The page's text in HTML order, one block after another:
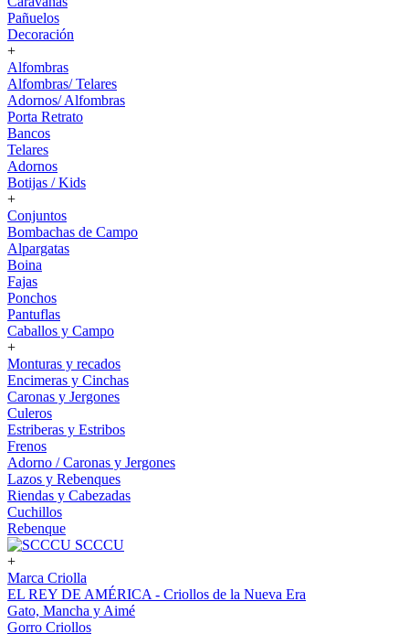
Pañuelos
Decoración
+
Alfombras
Alfombras/ Telares
Adornos/ Alfombras
Porta Retrato
Bancos
Telares
Adornos
Botijas / Kids
+
Conjuntos
Bombachas de Campo
Alpargatas
Boina
Fajas
Ponchos
Pantuflas
Caballos y Campo
+
Monturas y recados
Encimeras y Cinchas
Caronas y Jergones
Culeros
Estriberas y Estribos
Frenos
Adorno / Caronas y Jergones
Lazos y Rebenques
Riendas y Cabezadas
Cuchillos
Rebenque
SCCCU
+
Marca Criolla
EL REY DE AMÉRICA - Criollos de la Nueva Era
Gato, Mancha y Aimé
Gorro Criollos